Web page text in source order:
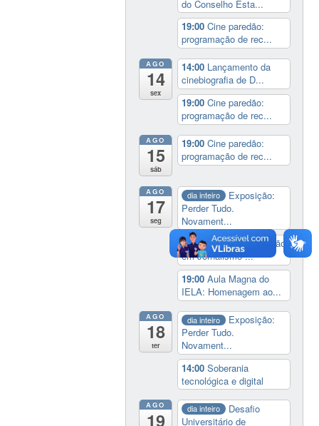
do Conselho Esta...
19:00Cine paredão:
programação de rec...
AGO
14
sex
14:00 Lançamento da
cinebiografia de D...
19:00Cine paredão:
programação de rec...
AGO
15
sáb
19:00Cine paredão:
programação de rec...
AGO
17
seg
dia inteiro
Exposição:
Perder Tudo.
Novament...
16:00 Curso de formação
em Jornalismo ...
19:00Aula Magna do
IELA: Homenagem ao...
AGO
18
ter
dia inteiro
Exposição:
Perder Tudo.
Novament...
14:00Soberania
tecnológica e digital
AGO
19
dia inteiro
Desafio
Universitário de